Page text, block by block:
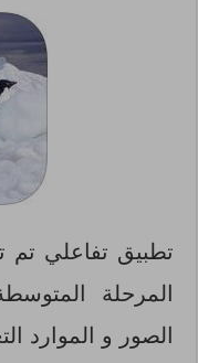
تطبيق تفاعلي
المرحلة
الصور و الموارد